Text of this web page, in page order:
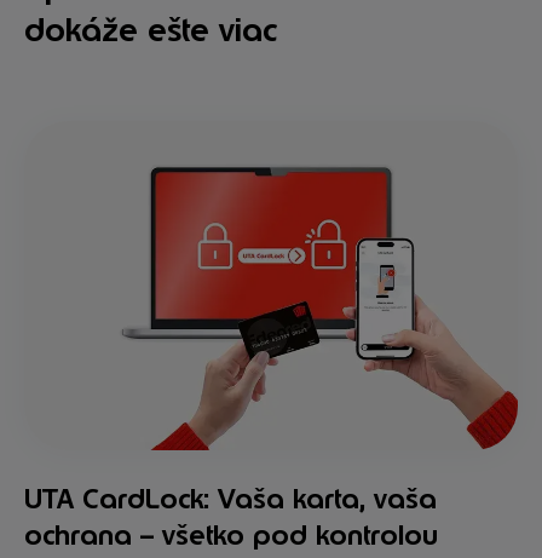
dokáže ešte viac
UTA CardLock: Vaša karta, vaša
ochrana – všetko pod kontrolou